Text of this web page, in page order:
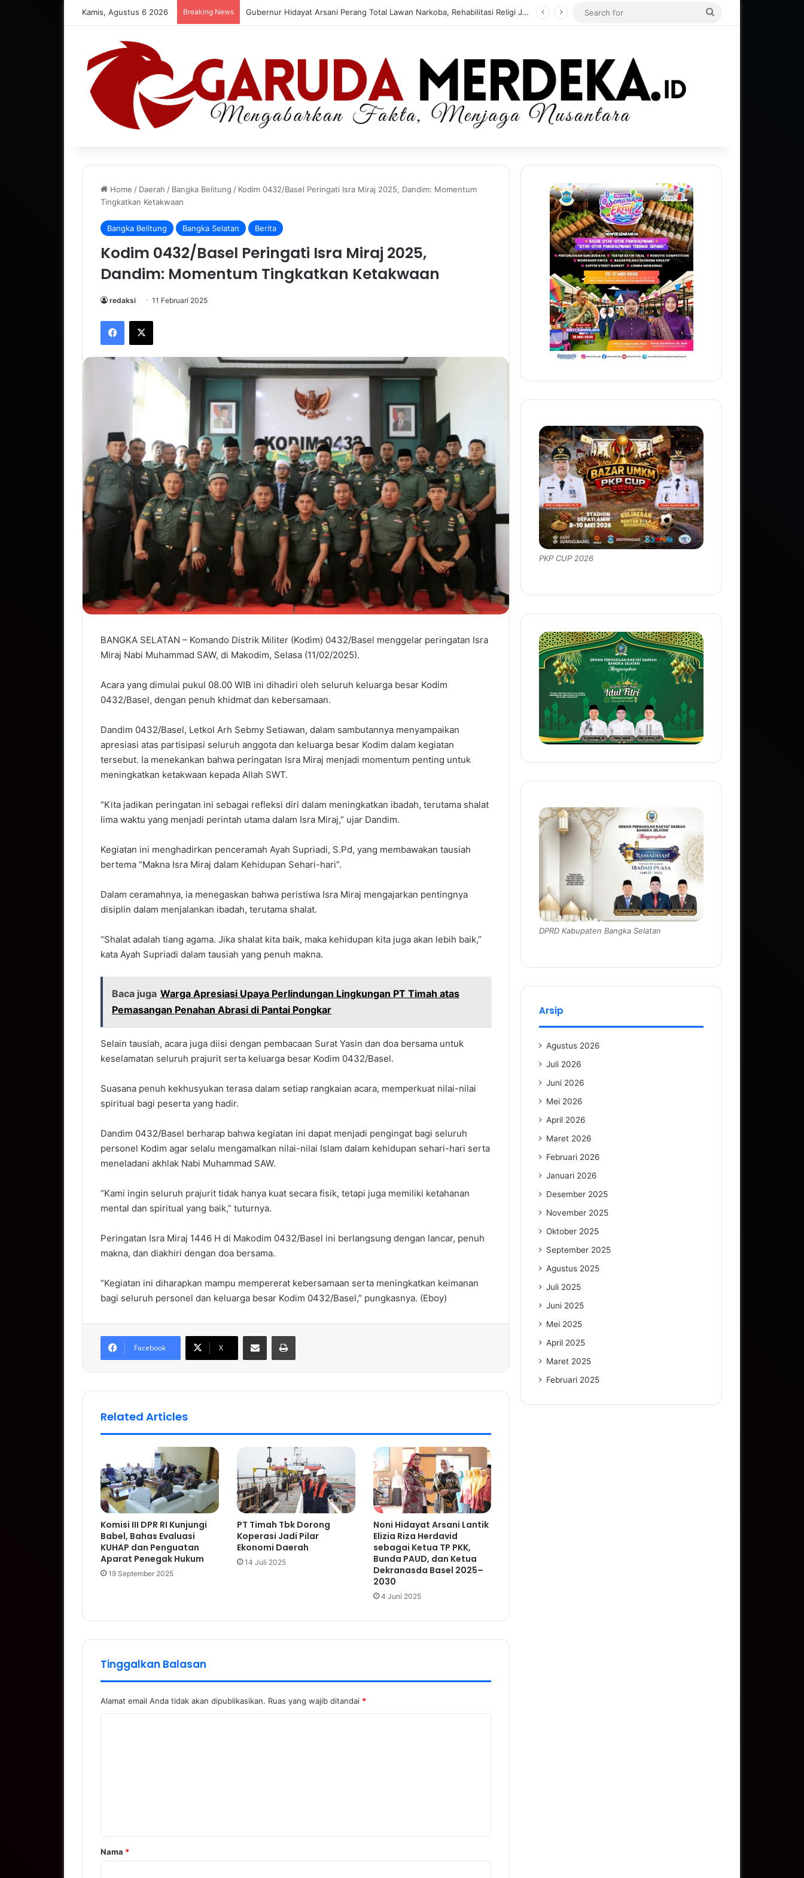
Kamis, Agustus 6 2026 Breaking News Gubernur Hidayat Arsani Gaspol Tekan Stunting, Rumah Tak Layak Ikut Dibenahi
Home / Daerah / Bangka Belitung / Kodim 0432/Basel Peringati Isra Miraj 2025, Dandim: Momentum
Tingkatkan Ketakwaan
Bangka Belitung Bangka Selatan Berita
Kodim 0432/Basel Peringati Isra Miraj 2025,
Dandim: Momentum Tingkatkan Ketakwaan
redaksi 11 Februari 2025
Facebook
X
BANGKA SELATAN – Komando Distrik Militer (Kodim) 0432/Basel menggelar peringatan Isra
Miraj Nabi Muhammad SAW, di Makodim, Selasa (11/02/2025).
Acara yang dimulai pukul 08.00 WIB ini dihadiri oleh seluruh keluarga besar Kodim
0432/Basel, dengan penuh khidmat dan kebersamaan.
Dandim 0432/Basel, Letkol Arh Sebmy Setiawan, dalam sambutannya menyampaikan
apresiasi atas partisipasi seluruh anggota dan keluarga besar Kodim dalam kegiatan
tersebut. Ia menekankan bahwa peringatan Isra Miraj menjadi momentum penting untuk
meningkatkan ketakwaan kepada Allah SWT.
“Kita jadikan peringatan ini sebagai refleksi diri dalam meningkatkan ibadah, terutama shalat
lima waktu yang menjadi perintah utama dalam Isra Miraj,” ujar Dandim.
Kegiatan ini menghadirkan penceramah Ayah Supriadi, S.Pd, yang membawakan tausiah
bertema “Makna Isra Miraj dalam Kehidupan Sehari-hari”.
Dalam ceramahnya, ia menegaskan bahwa peristiwa Isra Miraj mengajarkan pentingnya
disiplin dalam menjalankan ibadah, terutama shalat.
“Shalat adalah tiang agama. Jika shalat kita baik, maka kehidupan kita juga akan lebih baik,”
kata Ayah Supriadi dalam tausiah yang penuh makna.
Baca juga Warga Apresiasi Upaya Perlindungan Lingkungan PT Timah atas
Pemasangan Penahan Abrasi di Pantai Pongkar
Selain tausiah, acara juga diisi dengan pembacaan Surat Yasin dan doa bersama untuk
keselamatan seluruh prajurit serta keluarga besar Kodim 0432/Basel.
Suasana penuh kekhusyukan terasa dalam setiap rangkaian acara, memperkuat nilai-nilai
spiritual bagi peserta yang hadir.
Dandim 0432/Basel berharap bahwa kegiatan ini dapat menjadi pengingat bagi seluruh
personel Kodim agar selalu mengamalkan nilai-nilai Islam dalam kehidupan sehari-hari serta
meneladani akhlak Nabi Muhammad SAW.
“Kami ingin seluruh prajurit tidak hanya kuat secara fisik, tetapi juga memiliki ketahanan
mental dan spiritual yang baik,” tuturnya.
Peringatan Isra Miraj 1446 H di Makodim 0432/Basel ini berlangsung dengan lancar, penuh
makna, dan diakhiri dengan doa bersama.
“Kegiatan ini diharapkan mampu mempererat kebersamaan serta meningkatkan keimanan
bagi seluruh personel dan keluarga besar Kodim 0432/Basel,” pungkasnya. (Eboy)
Facebook X
Share via Email Print
Related Articles
Komisi III DPR RI Kunjungi
Babel, Bahas Evaluasi
KUHAP dan Penguatan
Aparat Penegak Hukum
19 September 2025
PT Timah Tbk Dorong
Koperasi Jadi Pilar
Ekonomi Daerah
14 Juli 2025
Noni Hidayat Arsani Lantik
Elizia Riza Herdavid
sebagai Ketua TP PKK,
Bunda PAUD, dan Ketua
Dekranasda Basel 2025–
2030
4 Juni 2025
Tinggalkan Balasan
Alamat email Anda tidak akan dipublikasikan. Ruas yang wajib ditandai *
r
Nama *
PKP CUP 2026
DPRD Kabupaten Bangka Selatan
Arsip
Agustus 2026
Juli 2026
Juni 2026
Mei 2026
April 2026
Maret 2026
Februari 2026
Januari 2026
Desember 2025
November 2025
Oktober 2025
September 2025
Agustus 2025
Juli 2025
Juni 2025
Mei 2025
April 2025
Maret 2025
Februari 2025